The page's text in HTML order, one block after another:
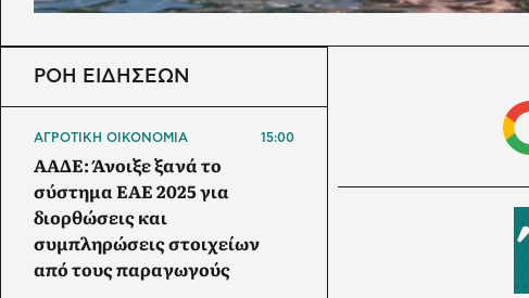
ΡΟΗ ΕΙΔΗΣΕΩΝ
ΑΓΡΟΤΙΚΗ ΟΙΚΟΝΟΜΙΑ 15:00
ΑΑΔΕ: Άνοιξε ξανά το
σύστημα ΕΑΕ 2025 για
διορθώσεις και
συμπληρώσεις στοιχείων
από τους παραγωγούς